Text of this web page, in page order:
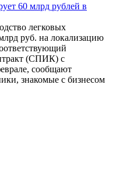
60 млрд рублей в
легковых
руб. на локализацию
(СПИК) с
сообщают
знакомые с бизнесом